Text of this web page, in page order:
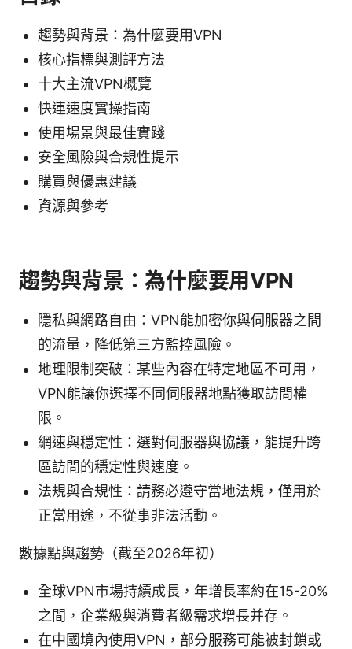
趨勢與背景：為什麼要用VPN
核心指標與測評方法
十大主流VPN概覽
快連速度實操指南
使用場景與最佳實踐
安全風險與合規性提示
購買與優惠建議
資源與參考
趨勢與背景：為什麼要用VPN
隱私與網路自由：VPN能加密你與伺服器之間
的流量，降低第三方監控風險。
地理限制突破：某些內容在特定地區不可用，
VPN能讓你選擇不同伺服器地點獲取訪問權
限。
網速與穩定性：選對伺服器與協議，能提升跨
區訪問的穩定性與速度。
法規與合規性：請務必遵守當地法規，僅用於
正當用途，不從事非法活動。
數據點與趨勢（截至2026年初）
全球VPN市場持續成長，年增長率約在15-20%
之間，企業級與消費者級需求增長并存。
在中國境內使用VPN，部分服務可能被封鎖或